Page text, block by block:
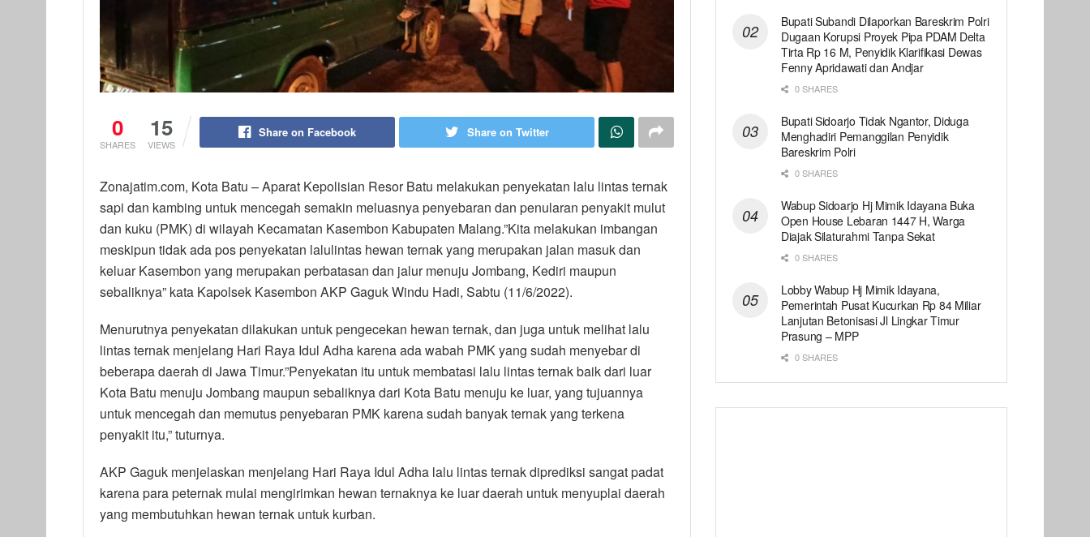
0
SHARES
15
VIEWS
Share on Facebook Share on Twitter
Zonajatim.com, Kota Batu – Aparat Kepolisian Resor Batu melakukan penyekatan lalu lintas ternak
sapi dan kambing untuk mencegah semakin meluasnya penyebaran dan penularan penyakit mulut
dan kuku (PMK) di wilayah Kecamatan Kasembon Kabupaten Malang.”Kita melakukan imbangan
meskipun tidak ada pos penyekatan lalulintas hewan ternak yang merupakan jalan masuk dan
keluar Kasembon yang merupakan perbatasan dan jalur menuju Jombang, Kediri maupun
sebaliknya” kata Kapolsek Kasembon AKP Gaguk Windu Hadi, Sabtu (11/6/2022).
Menurutnya penyekatan dilakukan untuk pengecekan hewan ternak, dan juga untuk melihat lalu
lintas ternak menjelang Hari Raya Idul Adha karena ada wabah PMK yang sudah menyebar di
beberapa daerah di Jawa Timur.”Penyekatan itu untuk membatasi lalu lintas ternak baik dari luar
Kota Batu menuju Jombang maupun sebaliknya dari Kota Batu menuju ke luar, yang tujuannya
untuk mencegah dan memutus penyebaran PMK karena sudah banyak ternak yang terkena
penyakit itu,” tuturnya.
AKP Gaguk menjelaskan menjelang Hari Raya Idul Adha lalu lintas ternak diprediksi sangat padat
karena para peternak mulai mengirimkan hewan ternaknya ke luar daerah untuk menyuplai daerah
yang membutuhkan hewan ternak untuk kurban.
Bupati Subandi Dilaporkan Bareskrim Polri
Dugaan Korupsi Proyek Pipa PDAM Delta
Tirta Rp 16 M, Penyidik Klarifikasi Dewas
Fenny Apridawati dan Andjar
0 SHARES
Bupati Sidoarjo Tidak Ngantor, Diduga
Menghadiri Pemanggilan Penyidik
Bareskrim Polri
0 SHARES
Wabup Sidoarjo Hj Mimik Idayana Buka
Open House Lebaran 1447 H, Warga
Diajak Silaturahmi Tanpa Sekat
0 SHARES
Lobby Wabup Hj Mimik Idayana,
Pemerintah Pusat Kucurkan Rp 84 Miliar
Lanjutan Betonisasi Jl Lingkar Timur
Prasung – MPP
0 SHARES